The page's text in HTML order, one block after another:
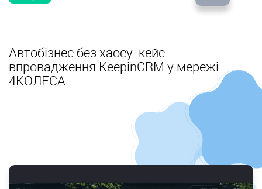
Автобізнес без хаосу: кейс
впровадження KeepinCRM у мережі
4КОЛЕСА